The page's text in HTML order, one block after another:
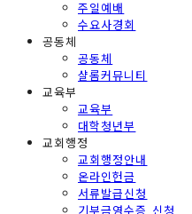
주일예배
수요사경회
공동체
공동체
샬롬커뮤니티
교육부
교육부
대학청년부
교회행정
교회행정안내
온라인헌금
서류발급신청
기부금영수증 신청